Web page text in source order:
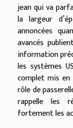
jean qui va
la largeur
annoncées
avancés
information
les systèmes
complet mis
rôle de
rappelle les
fortement les